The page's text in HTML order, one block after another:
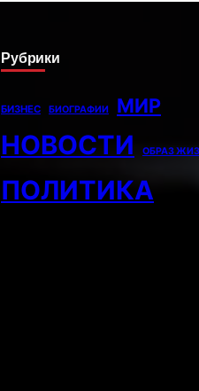
Рубрики
БИЗНЕС БИОГРАФИИ МИР
НОВОСТИ ОБРАЗ
ПОЛИТИКА